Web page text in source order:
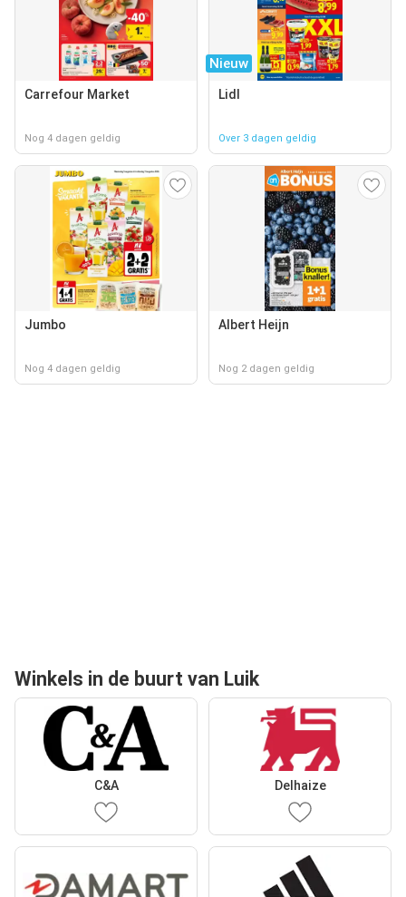
Carrefour Market
Nog 4 dagen geldig
Nieuw
Lidl
Over 3 dagen geldig
Jumbo
Nog 4 dagen geldig
Albert Heijn
Nog 2 dagen geldig
Winkels in de buurt van Luik
C&A Delhaize